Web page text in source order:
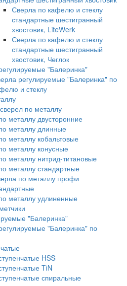
Сверла по кафелю и стеклу
стандартные шестигранный
хвостовик, LiteWerk
Сверла по кафелю и стеклу
стандартные шестигранный
хвостовик, Чеглок
"Балеринка"
регулируемые "Балеринка" по
и стеклу
по металлу
металлу двусторонние
металлу длинные
металлу кобальтовые
металлу конусные
металлу нитрид-титановые
металлу стандартные
по металлу профи
металлу удлиненные
"Балеринка"
"Балеринка" по
HSS
TiN
спиральные